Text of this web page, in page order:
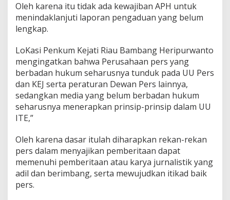
Oleh karena itu tidak ada kewajiban APH untuk
menindaklanjuti laporan pengaduan yang belum
lengkap.
LoKasi Penkum Kejati Riau Bambang Heripurwanto
mengingatkan bahwa Perusahaan pers yang
berbadan hukum seharusnya tunduk pada UU Pers
dan KEJ serta peraturan Dewan Pers lainnya,
sedangkan media yang belum berbadan hukum
seharusnya menerapkan prinsip-prinsip dalam UU
ITE,”
Oleh karena dasar itulah diharapkan rekan-rekan
pers dalam menyajikan pemberitaan dapat
memenuhi pemberitaan atau karya jurnalistik yang
adil dan berimbang, serta mewujudkan itikad baik
pers.